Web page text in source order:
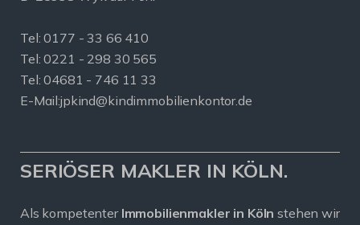
Tel:0177 - 33 66 410
Tel: 0221 - 298 30 565
Tel: 04681 - 746 11 33
E-Mail:jpkind@kindimmobilienkontor.de
SERIÖSER MAKLER IN KÖLN.
Als kompetenter Immobilienmakler in Köln stehen wir